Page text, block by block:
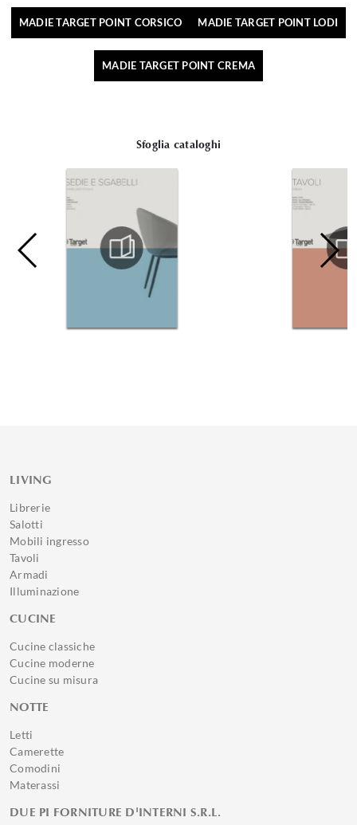
MADIE TARGET POINT CORSICO MADIE TARGET POINT LODI
MADIE TARGET POINT CREMA
Sfoglia cataloghi
LIVING
Librerie
Salotti
Mobili ingresso
Tavoli
Armadi
Illuminazione
CUCINE
Cucine classiche
Cucine moderne
Cucine su misura
NOTTE
Letti
Camerette
Comodini
Materassi
DUE PI FORNITURE D'INTERNI S.R.L.